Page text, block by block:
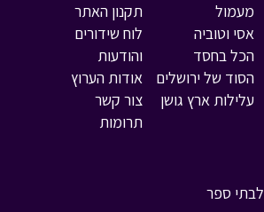
מעמול
אסי וטוביה
הכל בחסד
הסוד של ירושלים
עלילות ארץ גושן
ספר
תקנון האתר
לוח שידורים
והודעות
אודות הערוץ
צור קשר
תרומות